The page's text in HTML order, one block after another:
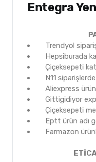
Entegra
Trendyol
Hepsiburada
Çiçeksepeti
N11
Aliexpress
Gittigidiyor
Çiçeksepeti
Eptt ürün adı
Farmazon